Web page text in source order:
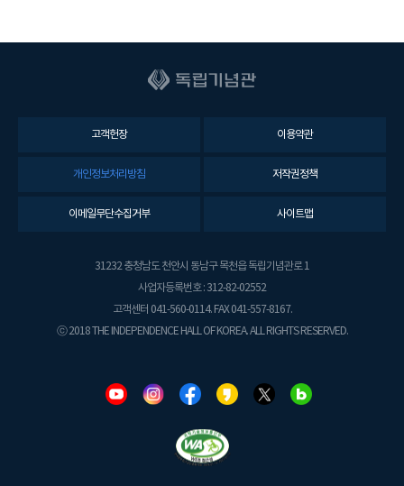
고객헌장 이용약관
개인정보처리방침 저작권정책
이메일무단수집거부 사이트맵
31232 충청남도 천안시 동남구 목천읍 독립기념관로 1
사업자등록번호 : 312-82-02552
고객센터 041-560-0114. FAX 041-557-8167.
ⓒ 2018 THE INDEPENDENCE HALL OF KOREA. ALL RIGHTS RESERVED.